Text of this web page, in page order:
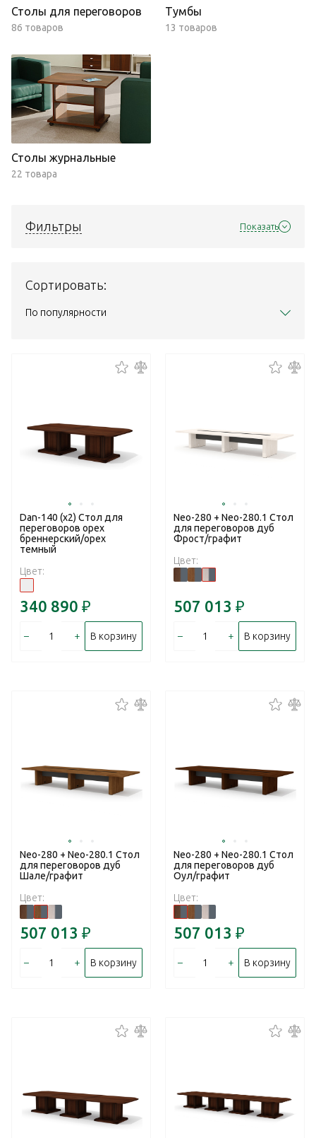
Столы для переговоров
86 товаров
Тумбы
13 товаров
Столы журнальные
22 товара
Фильтры Показать
Сортировать:
По популярности
Dan-140 (x2) Стол для
переговоров орех
бреннерский/орех
темный
Цвет:
340 890 ₽
– + В корзину
Neo-280 + Neo-280.1 Стол
для переговоров дуб
Фрост/графит
Цвет:
507 013 ₽
– + В корзину
Neo-280 + Neo-280.1 Стол
для переговоров дуб
Шале/графит
Цвет:
507 013 ₽
– + В корзину
Neo-280 + Neo-280.1 Стол
для переговоров дуб
Оул/графит
Цвет:
507 013 ₽
– + В корзину